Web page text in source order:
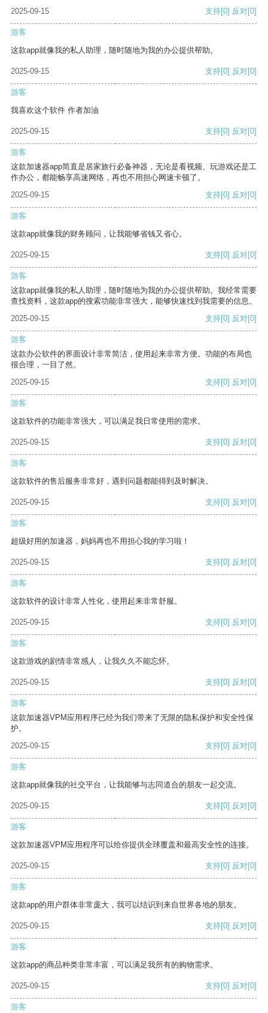
2025-09-15
支持[0] 反对[0]
游客
这款app就像我的私人助理，随时随地为我的办公提供帮助。
2025-09-15 支持[0] 反对[0]
游客
我喜欢这个软件 作者加油
2025-09-15 支持[0] 反对[0]
游客
这款加速器app简直是居家旅行必备神器，无论是看视频、玩游戏还是工
作办公，都能畅享高速网络，再也不用担心网速卡顿了。
2025-09-15
支持[0] 反对[0]
游客
这款app就像我的财务顾问，让我能够省钱又省心。
2025-09-15 支持[0] 反对[0]
游客
这款app就像我的私人助理，随时随地为我的办公提供帮助。我经常需要
查找资料，这款app的搜索功能非常强大，能够快速找到我需要的信息。
2025-09-15
支持[0] 反对[0]
游客
这款办公软件的界面设计非常简洁，使用起来非常方便。功能的布局也
很合理，一目了然。
2025-09-15
支持[0] 反对[0]
游客
这款软件的功能非常强大，可以满足我日常使用的需求。
2025-09-15 支持[0] 反对[0]
游客
这款软件的售后服务非常好，遇到问题都能得到及时解决。
2025-09-15 支持[0] 反对[0]
游客
超级好用的加速器，妈妈再也不用担心我的学习啦！
2025-09-15 支持[0] 反对[0]
游客
这款软件的设计非常人性化，使用起来非常舒服。
2025-09-15 支持[0] 反对[0]
游客
这款游戏的剧情非常感人，让我久久不能忘怀。
2025-09-15 支持[0] 反对[0]
游客
这款加速器VPM应用程序已经为我们带来了无限的隐私保护和安全性保
护。
2025-09-15
支持[0] 反对[0]
游客
这款app就像我的社交平台，让我能够与志同道合的朋友一起交流。
2025-09-15 支持[0] 反对[0]
游客
这款加速器VPM应用程序可以给你提供全球覆盖和最高安全性的连接。
2025-09-15 支持[0] 反对[0]
游客
这款app的用户群体非常庞大，我可以结识到来自世界各地的朋友。
2025-09-15 支持[0] 反对[0]
游客
这款app的商品种类非常丰富，可以满足我所有的购物需求。
2025-09-15 支持[0] 反对[0]
游客